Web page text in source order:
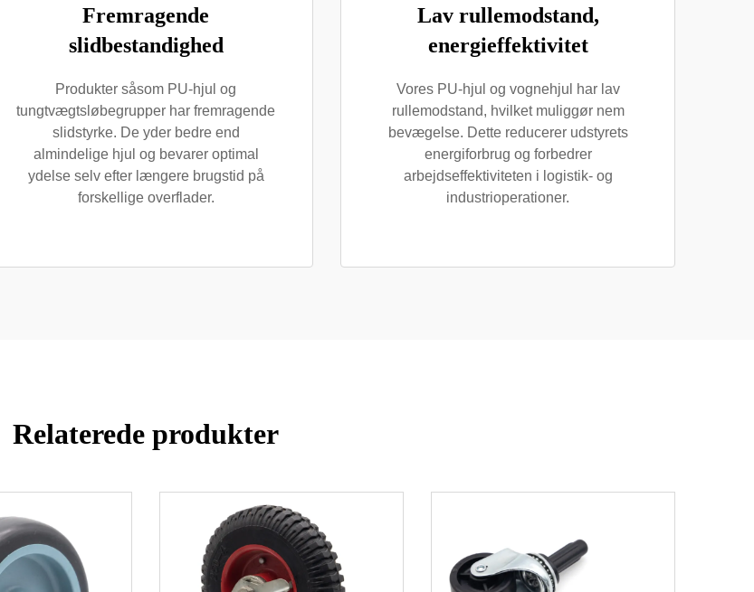
Fremragende
slidbestandighed
Produkter såsom PU-hjul og
tungtvægtsløbegrupper har fremragende
slidstyrke. De yder bedre end
almindelige hjul og bevarer optimal
ydelse selv efter længere brugstid på
forskellige overflader.
Lav rullemodstand,
energieffektivitet
Vores PU-hjul og vognehjul har lav
rullemodstand, hvilket muliggør nem
bevægelse. Dette reducerer udstyrets
energiforbrug og forbedrer
arbejdseffektiviteten i logistik- og
industrioperationer.
Relaterede produkter